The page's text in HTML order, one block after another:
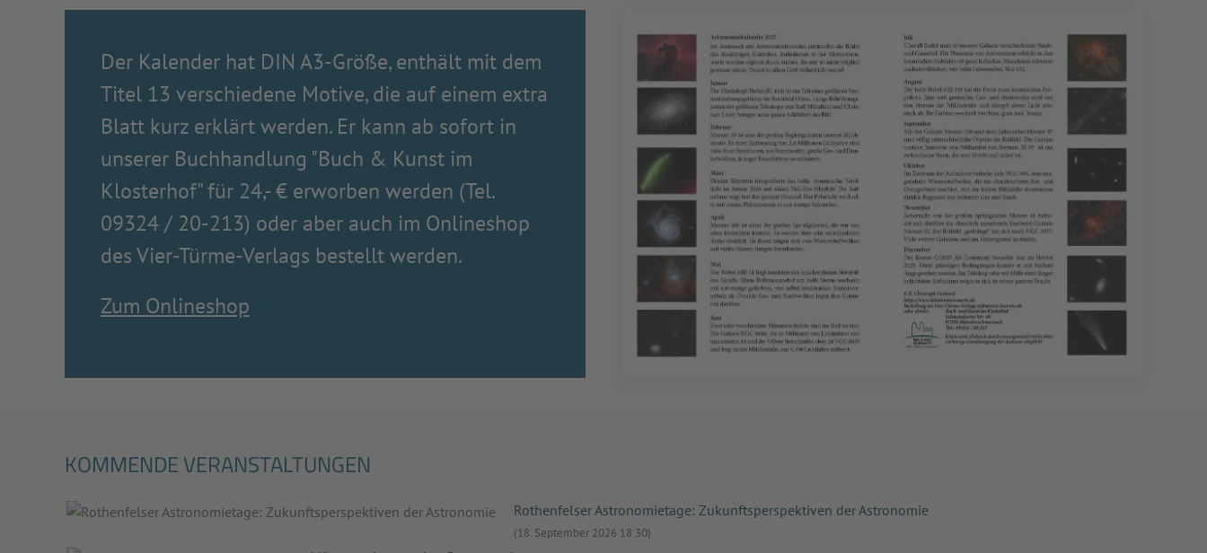
Der Kalender hat DIN A3-Größe, enthält mit dem
Titel 13 verschiedene Motive, die auf einem extra
Blatt kurz erklärt werden. Er kann ab sofort in
unserer Buchhandlung "Buch & Kunst im
Klosterhof" für 24,- € erworben werden (Tel.
09324 / 20-213) oder aber auch im Onlineshop
des Vier-Türme-Verlags bestellt werden.
Zum Onlineshop
KOMMENDE VERANSTALTUNGEN
Rothenfelser Astronomietage: Zukunftsperspektiven der Astronomie
(18. September 2026 18:30)